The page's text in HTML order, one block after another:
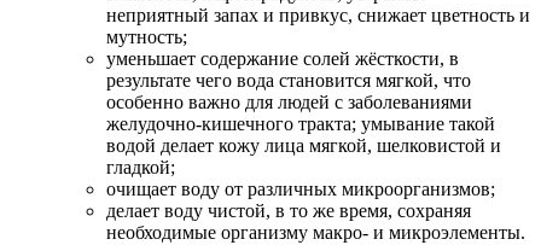
неприятный запах и привкус, снижает цветность и
мутность;
уменьшает содержание солей жёсткости, в
результате чего вода становится мягкой, что
особенно важно для людей с заболеваниями
желудочно-кишечного тракта; умывание такой
водой делает кожу лица мягкой, шелковистой и
гладкой;
очищает воду от различных микроорганизмов;
делает воду чистой, в то же время, сохраняя
необходимые организму макро- и микроэлементы.